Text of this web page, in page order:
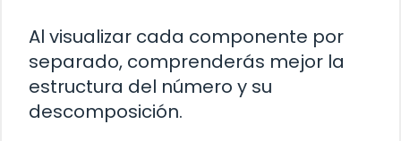
Al visualizar cada componente por
separado, comprenderás mejor la
estructura del número y su
descomposición.